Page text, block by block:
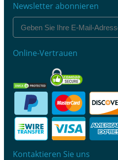
Newsletter abonnieren
Online-Vertrauen
Kontaktieren Sie uns